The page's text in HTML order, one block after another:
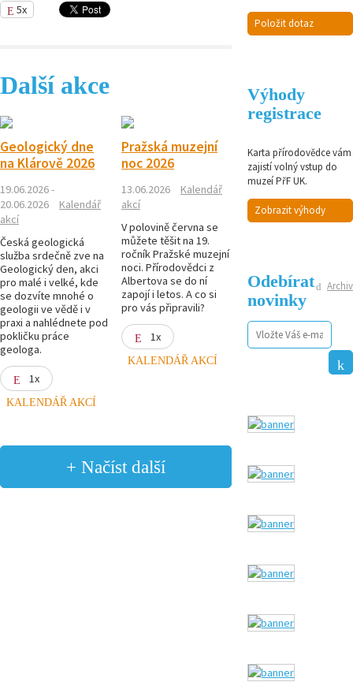
5x
Další akce
Geologický dne
na Klárově 2026
19.06.2026 -
20.06.2026
Kalendář
akcí
Česká geologická
služba srdečně zve na
Geologický den, akci
pro malé i velké, kde
se dozvíte mnohé o
geologii ve vědě i v
praxi a nahlédnete pod
pokličku práce
geologa.
1x
KALENDÁŘ AKCÍ
Pražská muzejní
noc 2026
13.06.2026
Kalendář
akcí
V polovině června se
můžete těšit na 19.
ročník Pražské muzejní
noci. Přírodovědci z
Albertova se do ní
zapojí i letos. A co si
pro vás připravili?
1x
KALENDÁŘ AKCÍ
+ Načíst další
Položit dotaz
Výhody
registrace
Karta přírodovědce vám
zajistí volný vstup do
muzeí PřF UK.
Zobrazit výhody
Archiv
Odebírat
novinky